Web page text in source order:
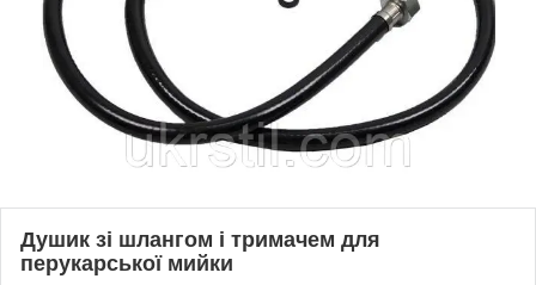
Душик зі шлангом і тримачем для
перукарської мийки